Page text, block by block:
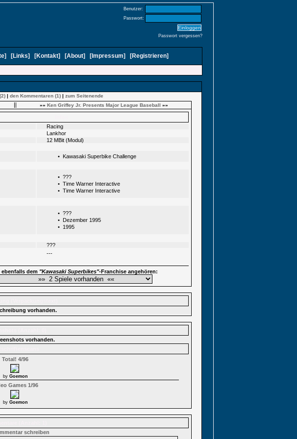
Benutzer:
Passwort:
Passwort vergessen?
] [Links] [Kontakt] [About] [ Impressum] [Registrieren]
| den Kommentaren (1) | zum Seitenende
»» Ken Griffey Jr. Presents Major League Baseball »»
Racing
Lankhor
12 MBit (Modul)
• Kawasaki Superbike Challenge
• ???
• Time Warner Interactive
• Time Warner Interactive
• ???
• Dezember 1995
• 1995
???
---
ebenfalls dem "Kawasaki Superbikes"-Franchise angehören:
vorhanden.
vorhanden.
Total! 4/96
by Goemon
Games 1/96
by Goemon
schreiben